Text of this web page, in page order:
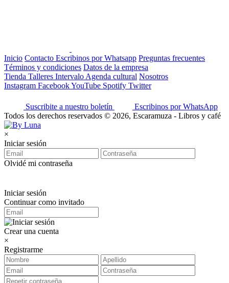
Inicio Contacto Escribinos por Whatsapp Preguntas frecuentes
Términos y condiciones Datos de la empresa
Tienda Talleres Intervalo Agenda cultural Nosotros
Instagram FacebookYouTube Spotify Twitter
Suscribite a nuestro boletín
Escribinos por WhatsApp
Todos los derechos reservados © 2026, Escaramuza - Libros y café
×
Iniciar sesión
Olvidé mi contraseña
Iniciar sesión
Continuar como invitado
Crear una cuenta
×
Registrarme